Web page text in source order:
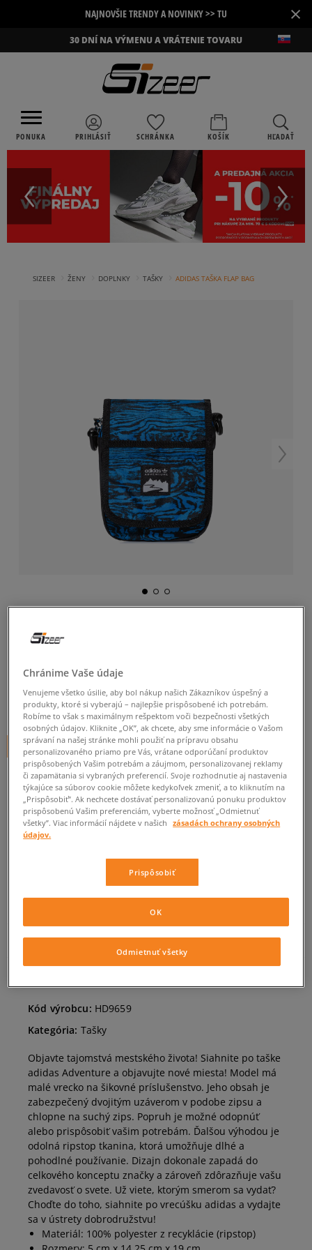
NAJNOVŠIE TRENDY A NOVINKY >> TU ×
30 DNÍ NA VÝMENU A VRÁTENIE TOVARU
PONUKA PRIHLÁSIŤ SCHRÁNKA KOŠÍK HĽADAŤ
SIZEER ŽENY DOPLNKY TAŠKY ADIDAS TAŠKA FLAP BAG
ADIDAS TAŠKA FLAP BAG
5.0(2)
15€cena s DPH
+ 15 BODOV V SIZEERCLUBE
Informujte ma o dostupnosti
Ak bude položka opäť dostupná, dostanete od nás oznámenie.
ONE SIZE Informovať o dostupnosti
ZISTIŤ DOSTUPNOSŤ V NAŠICH KAMENNÝCH PREDAJNIACH
Kód výrobcu: HD9659
Kategória: Tašky
Objavte tajomstvá mestského života! Siahnite po taške
adidas Adventure a objavujte nové miesta! Model má
malé vrecko na šikovné príslušenstvo. Jeho obsah je
zabezpečený dvojitým uzáverom v podobe zipsu a
chlopne na suchý zips. Popruh je možné odopnúť
alebo prispôsobiť vašim potrebám. Ďalšou výhodou je
odolná ripstop tkanina, ktorá umožňuje dlhé a
pohodlné používanie. Dizajn dokonale zapadá do
celkového konceptu značky a zároveň zdôrazňuje vašu
zvedavosť o svete. Už viete, ktorým smerom sa vydať?
Choďte do toho, siahnite po vrecúšku adidas a vydajte
sa v ústrety dobrodružstvu!
Materiál: 100% polyester z recyklácie (ripstop)
Chránime Vaše údaje
Venujeme všetko úsilie, aby bol nákup našich Zákazníkov úspešný a
produkty, ktoré si vyberajú – najlepšie prispôsobené ich potrebám.
Robíme to však s maximálnym rešpektom voči bezpečnosti všetkých
osobných údajov. Kliknite „OK”, ak chcete, aby sme informácie o Vašom
správaní na našej stránke mohli použiť na prípravu obsahu
personalizovaného priamo pre Vás, vrátane odporúčaní produktov
prispôsobených Vašim potrebám a záujmom, personalizovanej reklamy
či zapamätania si vybraných preferencií. Svoje rozhodnutie aj nastavenia
týkajúce sa súborov cookie môžete kedykoľvek zmeniť, a to kliknutím na
„Prispôsobiť”. Ak nechcete dostávať personalizovanú ponuku produktov
prispôsobenú Vašim preferenciám, vyberte možnosť „Odmietnuť
všetky”. Viac informácií nájdete v našich
zásadách ochrany osobných
údajov.
Prispôsobiť
Odmietnuť všetky
OK